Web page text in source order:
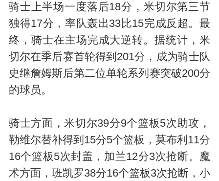
骑士上半场一度落后18分，米切尔第三节
独得17分，率队轰出33比15完成反超。最
终，骑士在主场完成大逆转。据统计，米
切尔在季后赛首轮得到201分，成为骑士队
史继詹姆斯后第二位单轮系列赛突破200分
的球员。
骑士方面，米切尔39分9个篮板5次助攻，
勒维尔替补得到15分5个篮板，莫布利11分
16个篮板5次封盖，加兰12分3次抢断。魔
术方面，班凯罗38分16个篮板3次抢断，小